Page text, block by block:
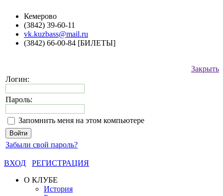
Кемерово
(3842) 39-60-11
vk.kuzbass@mail.ru
(3842) 66-00-84 [БИЛЕТЫ]
Закрыть
Логин:
Пароль:
Запомнить меня на этом компьютере
Забыли свой пароль?
ВХОД
РЕГИСТРАЦИЯ
О КЛУБЕ
История